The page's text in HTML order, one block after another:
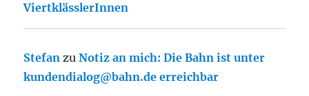
ViertklässlerInnen
Stefan zuNotiz an mich: Die Bahn ist unter
kundendialog@bahn.de erreichbar